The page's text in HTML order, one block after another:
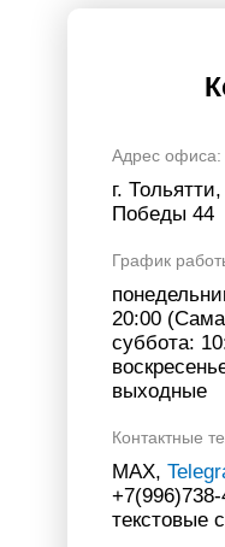
Адрес офиса:
г.
Победы 44
График
20:00
суббота:
выходные
Контактные
МАХ,
текстовые